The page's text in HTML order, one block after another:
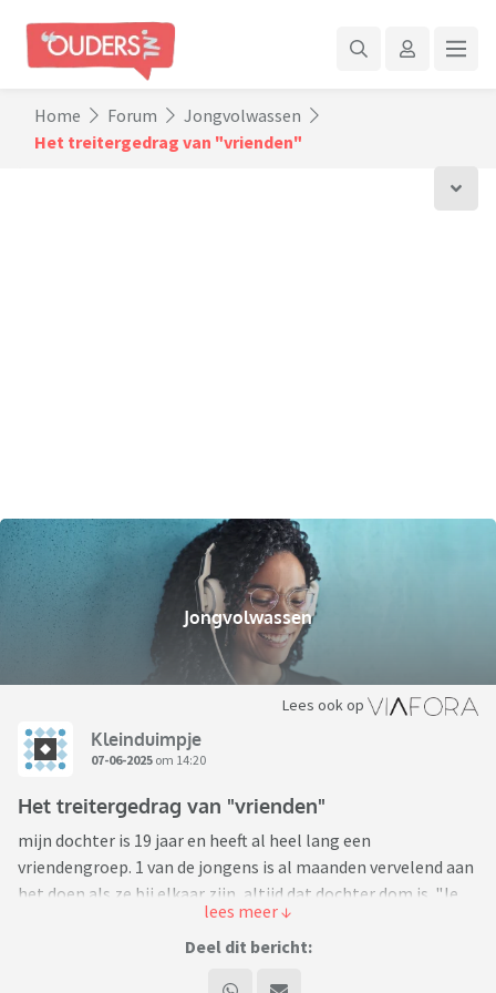
Home Forum
Jongvolwassen
Het treitergedrag van "vrienden"
Jongvolwassen
Lees ook op
Kleinduimpje
07-06-2025 om 14:20
Het treitergedrag van "vrienden"
mijn dochter is 19 jaar en heeft al heel lang een
vriendengroep. 1 van de jongens is al maanden vervelend aan
het doen als ze bij elkaar zijn, altijd dat dochter dom is. "Je
hebt weinig hersencellen, we laten jou dat niet doen, want
ben je te dom voor". Af en toe zijn er zelfs vrienden die mee
Deel dit bericht: